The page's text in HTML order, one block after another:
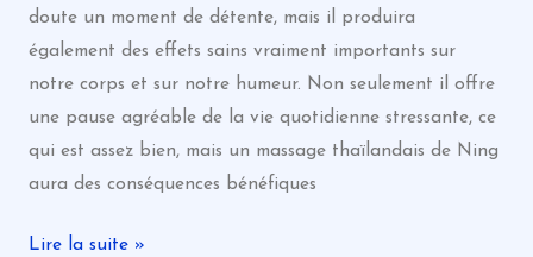
doute un moment de détente, mais il produira
également des effets sains vraiment importants sur
notre corps et sur notre humeur. Non seulement il offre
une pause agréable de la vie quotidienne stressante, ce
qui est assez bien, mais un massage thaïlandais de Ning
aura des conséquences bénéfiques
Lire la suite »